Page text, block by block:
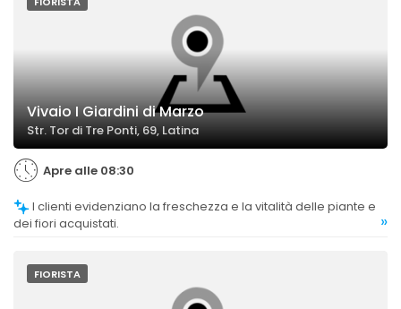
Vivaio I Giardini di Marzo
Str. Tor di Tre Ponti, 69, Latina
Apre alle 08:30
dei fiori acquistati.
»
FIORISTA